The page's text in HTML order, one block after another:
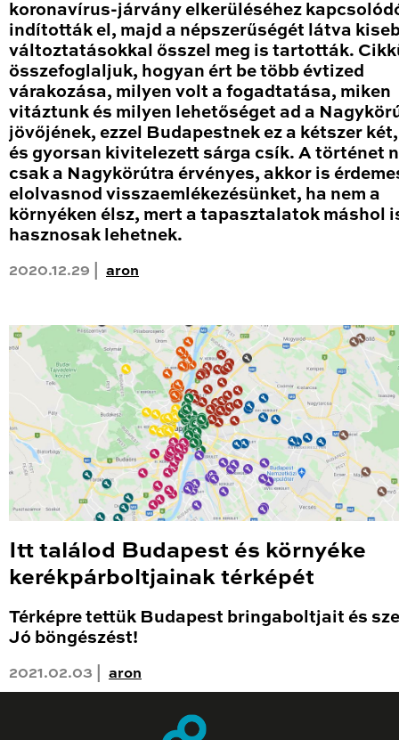
koronavírus-járvány elkerüléséhez
indították el, majd a népszerűségét látva
változtatásokkal ősszel meg is tartották.
összefoglaljuk, hogyan ért be több évtized
várakozása, milyen volt a fogadtatása, miken
vitáztunk és milyen lehetőséget ad a
jövőjének, ezzel Budapestnek ez a kétszer
és gyorsan kivitelezett sárga csík. A történet
csak a Nagykörútra érvényes, akkor is
elolvasnod visszaemlékezésünket, ha nem a
környéken élsz, mert a tapasztalatok máshol
hasznosak lehetnek.
2020.12.29 | aron
Itt találod Budapest és környéke
kerékpárboltjainak térképét
Térképre tettük Budapest bringaboltjait és
Jó böngészést!
2021.02.03 | aron